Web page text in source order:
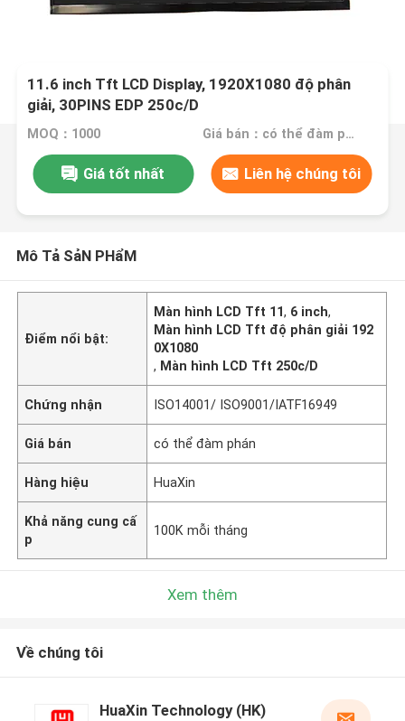
11.6 inch Tft LCD Display, 1920X1080 độ phân
giải, 30PINS EDP 250c/D
MOQ：1000 Giá bán：có thể đàm phán
Giá tốt nhất Liên hệ chúng tôi
Mô Tả SảN PHẩM
Điểm nổi bật:
Màn hình LCD Tft 11, 6 inch,
Màn hình LCD Tft độ phân giải 192
0X1080
, Màn hình LCD Tft 250c/D
Chứng nhận ISO14001/ ISO9001/IATF16949
Giá bán có thể đàm phán
Hàng hiệu HuaXin
Khả năng cung cấ
p
100K mỗi tháng
Xem thêm
Về chúng tôi
HuaXin Technology (HK)